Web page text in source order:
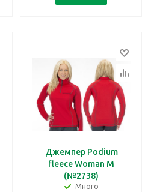
Джемпер Podium
fleece Woman M
(№2738)
Много